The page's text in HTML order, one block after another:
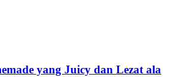
yang Juicy dan Lezat ala